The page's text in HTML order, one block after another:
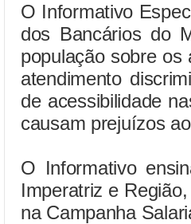
O Informativo
dos Bancários do
população sobre
atendimento
de acessibilidade
causam prejuízos
O Informativo
Imperatriz e
na Campanha